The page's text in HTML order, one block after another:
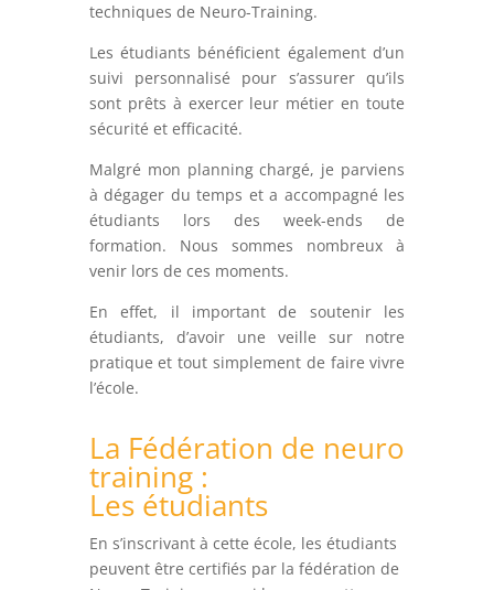
techniques de Neuro-Training.
Les étudiants bénéficient également d’un
suivi personnalisé pour s’assurer qu’ils
sont prêts à exercer leur métier en toute
sécurité et efficacité.
Malgré mon planning chargé, je parviens
à dégager du temps et a accompagné les
étudiants lors des week-ends de
formation. Nous sommes nombreux à
venir lors de ces moments.
En effet, il important de soutenir les
étudiants, d’avoir une veille sur notre
pratique et tout simplement de faire vivre
l’école.
La Fédération de neuro
training :
Les étudiants
En s’inscrivant à cette école, les étudiants
peuvent être certifiés par la fédération de